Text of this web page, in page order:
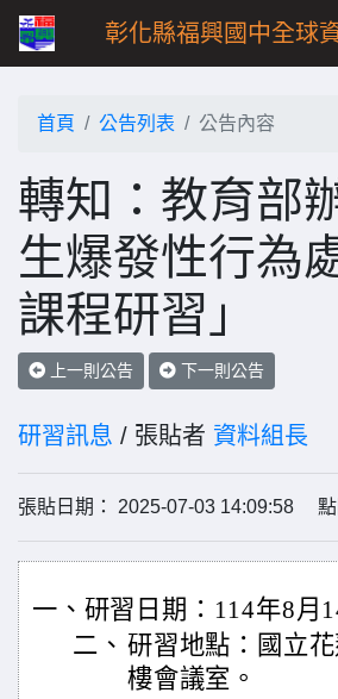
彰化縣福興國中全球
首頁 公告列表 公告內容
轉知：教育部
生爆發性行為
課程研習」
上一則公告 下一則公告
研習訊息 / 張貼者 資料組長
張貼日期： 2025-07-03 14:09:58 點
一、研習日期：114年8月
二、 研習地點：國立
樓會議室。